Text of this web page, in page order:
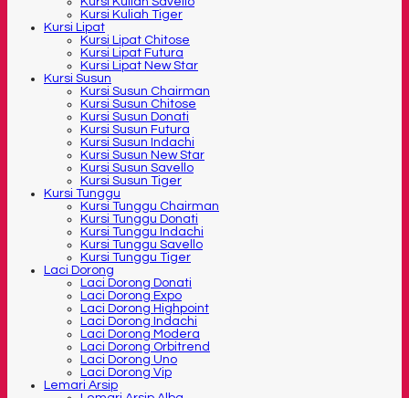
Kursi Kuliah Tiger
Kursi Lipat
Kursi Lipat Chitose
Kursi Lipat Futura
Kursi Lipat New Star
Kursi Susun
Kursi Susun Chairman
Kursi Susun Chitose
Kursi Susun Donati
Kursi Susun Futura
Kursi Susun Indachi
Kursi Susun New Star
Kursi Susun Savello
Kursi Susun Tiger
Kursi Tunggu
Kursi Tunggu Chairman
Kursi Tunggu Donati
Kursi Tunggu Indachi
Kursi Tunggu Savello
Kursi Tunggu Tiger
Laci Dorong
Laci Dorong Donati
Laci Dorong Expo
Laci Dorong Highpoint
Laci Dorong Indachi
Laci Dorong Modera
Laci Dorong Orbitrend
Laci Dorong Uno
Laci Dorong Vip
Lemari Arsip